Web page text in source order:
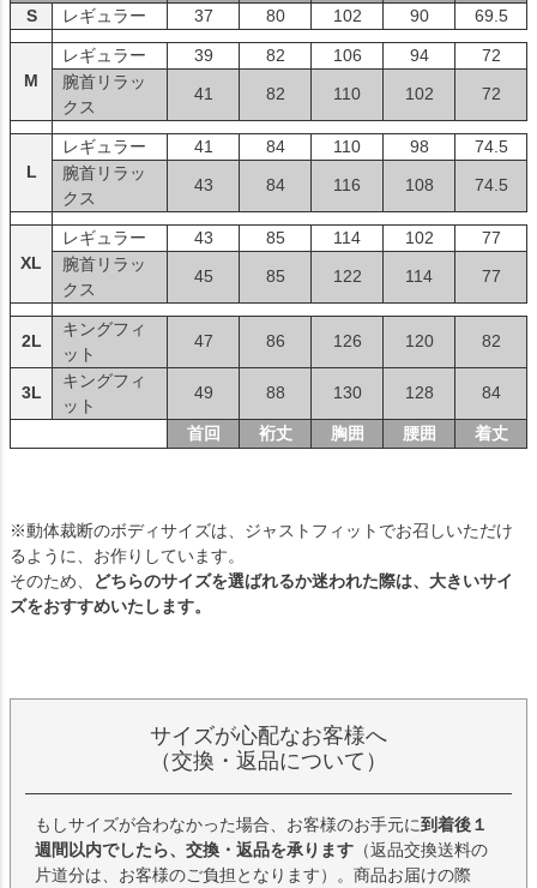
S
レギュラー 37 80 102 90 69.5
M
レギュラー 39 82 106 94
72
腕首リラッ
クス
41 82 110 102 72
L
レギュラー 41 84 110 98
74.5
腕首リラッ
クス
43 84 116 108 74.5
XL
レギュラー 43 85 114 102
77
腕首リラッ
クス
45 85 122 114 77
2L
キングフィ
ット
47 86 126 120 82
3L
キングフィ
ット
49 88 130 128 84
首回 裄丈 胸囲 腰囲 着丈
※動体裁断のボディサイズは、ジャストフィットでお召しいただけ
るように、お作りしています。
そのため、
どちらのサイズを選ばれるか迷われた際は、大きいサイ
ズをおすすめいたします。
サイズが心配なお客様へ
（交換・返品について）
もしサイズが合わなかった場合、お客様のお手元に到着後１
週間以内でしたら、交換・返品を承ります （返品交換送料の
片道分は、お客様のご負担となります）。商品お届けの際